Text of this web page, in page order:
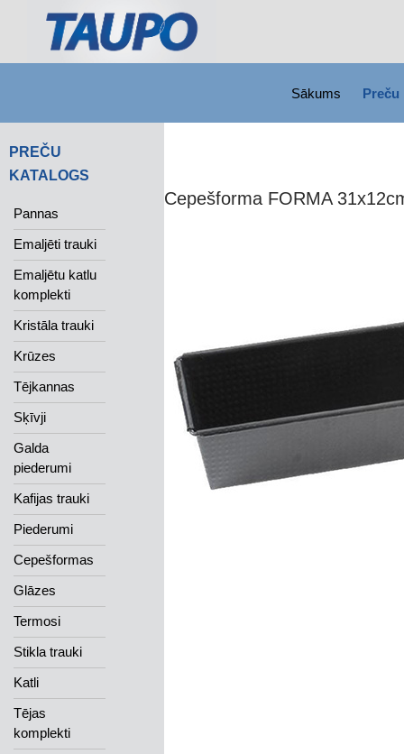
Sākums Preču
Cepešforma FORMA
PREČU
KATALOGS
Pannas
Emaljēti trauki
Emaljētu katlu
komplekti
Kristāla trauki
Krūzes
Tējkannas
Sķīvji
Galda
piederumi
Kafijas trauki
Piederumi
Cepešformas
Glāzes
Termosi
Stikla trauki
Katli
Tējas
komplekti